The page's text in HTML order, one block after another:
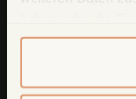
gesammelt
finden Sie in
Cookie-Policy.
Ratenzahlung